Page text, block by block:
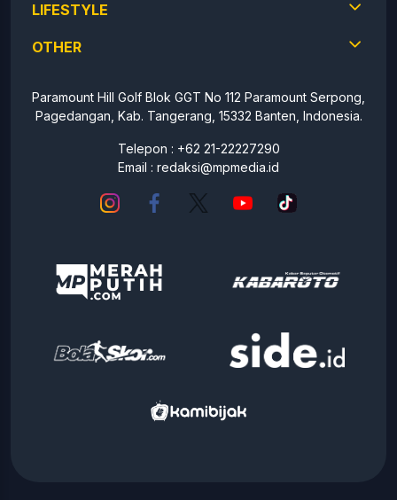
LIFESTYLE
OTHER
Paramount Hill Golf Blok GGT No 112 Paramount Serpong,
Pagedangan, Kab. Tangerang, 15332 Banten, Indonesia.
Telepon : +62 21-22227290
Email : redaksi@mpmedia.id